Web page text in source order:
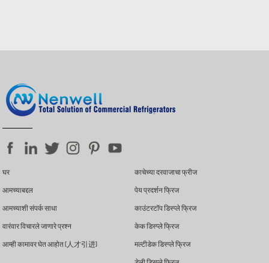
घर
आमच्याबद्दल
आमच्याशी संपर्क साधा
वारंवार विचारले जाणारे प्रश्न
आम्ही कामावर घेत आहोत (人才引进)
काचेच्या दरवाजाचा फ्रीज
पेय प्रदर्शन फ्रिज
काउंटरटॉप डिस्प्ले फ्रिज
केक डिस्प्ले फ्रिज
मल्टीडेक डिस्प्ले फ्रिज